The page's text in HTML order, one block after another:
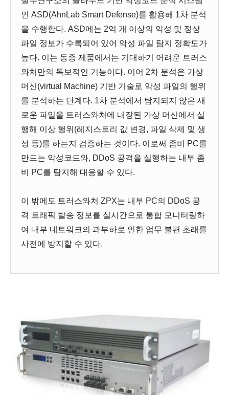
인 ASD(AhnLab Smart Defense)를 활용해 1차 분석
을 수행한다. ASD에는 2억 개 이상의 악성 및 정상
파일 정보가 수록되어 있어 악성 파일 탐지 정확도가
높다. 이는 동종 제품에서는 기대하기 어려운 트러스
와처만의 독보적인 기능이다. 이어 2차 분석은 가상
머신(virtual Machine) 기반 기술로 악성 파일의 행위
를 분석하는 단계다. 1차 분석에서 탐지되지 않은 새
로운 파일을 트러스와처에 내장된 가상 머신에서 실
행해 이상 행위(레지스트리 값 변경, 파일 삭제 및 생
성 등)를 하는지 검증하는 것이다. 이로써 좀비 PC를
만드는 악성코드와, DDoS 공격을 실행하는 내부 좀
비 PC를 탐지해 대응할 수 있다.
이 밖에도 트러스와처 ZPX는 내부 PC의 DDoS 공
격 트래픽 발송 정보를 실시간으로 통합 모니터링하
여 내부 네트워크의 과부하로 인한 업무 불편 초래를
사전에 방지할 수 있다.